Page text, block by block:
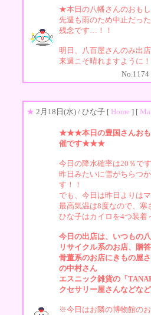
★本日の八幡さんのおも
先週も雨のため中止だっ
残念です…！！
明日、八百屋さんのみ出
来週こそ晴れますように！
★ 2月18日(水) / ひな子 [ Home ] [
★★★本日の豊国さんおも
催です★★★
今日の降水確率は20％で
昨日みたいに雪がちらつ
す！！
でも、今日は昨日よりは
最高気温は8度なので、寒
ひな子はカイロを4つ装着
今日の出店は、いつもの八
リサイクル系のお店、贈
骨董系のお店にきもの屋
の中村さん
エスニック雑貨の「
クセサリー屋さんなどな
※今日はお隣の博物館のお